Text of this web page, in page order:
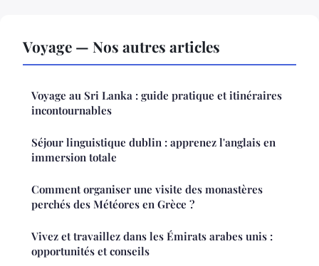
Voyage — Nos autres articles
Voyage au Sri Lanka : guide pratique et itinéraires
incontournables
Séjour linguistique dublin : apprenez l'anglais en
immersion totale
Comment organiser une visite des monastères
perchés des Météores en Grèce ?
Vivez et travaillez dans les Émirats arabes unis :
opportunités et conseils